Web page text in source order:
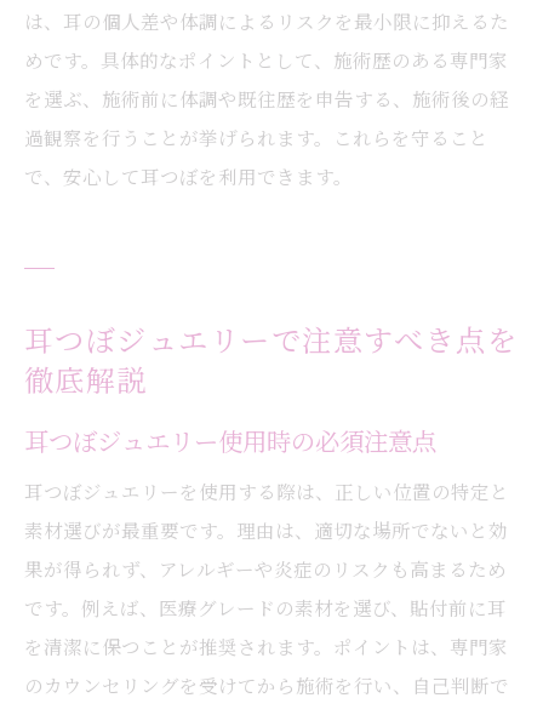
は、耳の個人差や体調によるリスクを最小限に抑えるた
めです。具体的なポイントとして、施術歴のある専門家
を選ぶ、施術前に体調や既往歴を申告する、施術後の経
過観察を行うことが挙げられます。これらを守ること
で、安心して耳つぼを利用できます。
耳つぼジュエリーで注意すべき点を
徹底解説
耳つぼジュエリー使用時の必須注意点
耳つぼジュエリーを使用する際は、正しい位置の特定と
素材選びが最重要です。理由は、適切な場所でないと効
果が得られず、アレルギーや炎症のリスクも高まるため
です。例えば、医療グレードの素材を選び、貼付前に耳
を清潔に保つことが推奨されます。ポイントは、専門家
のカウンセリングを受けてから施術を行い、自己判断で